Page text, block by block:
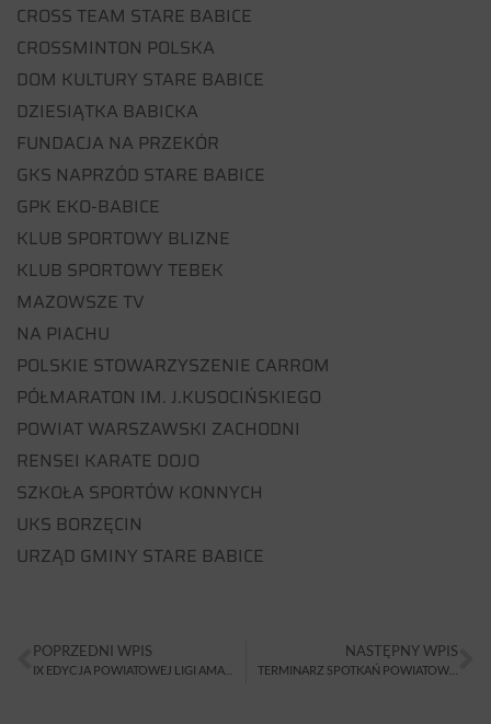
CROSS TEAM STARE BABICE
CROSSMINTON POLSKA
DOM KULTURY STARE BABICE
DZIESIĄTKA BABICKA
FUNDACJA NA PRZEKÓR
GKS NAPRZÓD STARE BABICE
GPK EKO-BABICE
KLUB SPORTOWY BLIZNE
KLUB SPORTOWY TEBEK
MAZOWSZE TV
NA PIACHU
POLSKIE STOWARZYSZENIE CARROM
PÓŁMARATON IM. J.KUSOCIŃSKIEGO
POWIAT WARSZAWSKI ZACHODNI
RENSEI KARATE DOJO
SZKOŁA SPORTÓW KONNYCH
UKS BORZĘCIN
URZĄD GMINY STARE BABICE
POPRZEDNI WPIS
IX EDYCJA POWIATOWEJ LIGI AMATORSKICH SZÓSTEK PIŁKARSKICH 2014
NASTĘPNY WPIS
TERMINARZ SPOTKAŃ POWIATOWEJ LIGI AMATORSKICH SZÓSTEK PIŁKARSKICH